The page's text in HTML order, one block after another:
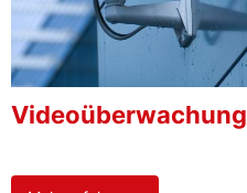
Videoüberwachung